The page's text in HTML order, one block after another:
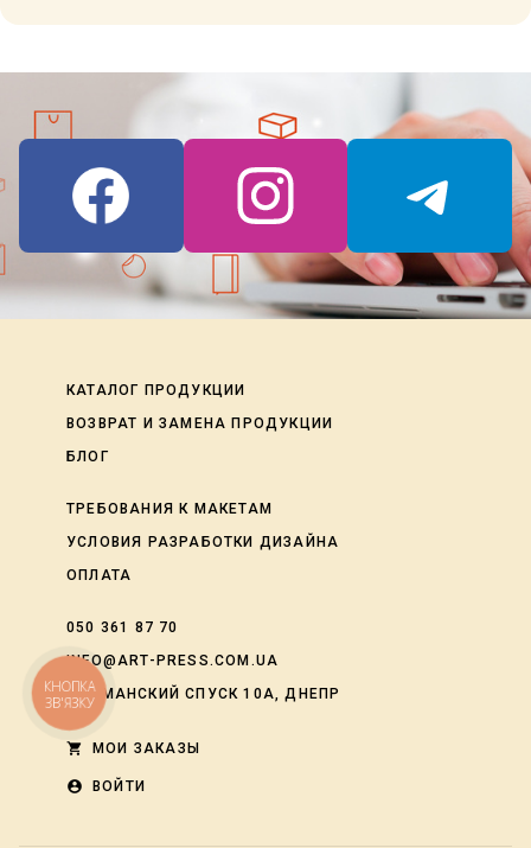
КАТАЛОГ ПРОДУКЦИИ
ВОЗВРАТ И ЗАМЕНА ПРОДУКЦИИ
БЛОГ
ТРЕБОВАНИЯ К МАКЕТАМ
УСЛОВИЯ РАЗРАБОТКИ ДИЗАЙНА
ОПЛАТА
050 361 87 70
INFO@ART-PRESS.COM.UA
ЛОЦМАНСКИЙ СПУСК 10А, ДНЕПР
shopping_cart МОИ ЗАКАЗЫ
account_circle ВОЙТИ
КНОПКА
ЗВ'ЯЗКУ